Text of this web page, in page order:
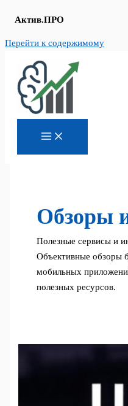
Актив.ПРО
Перейти к содержимому
Обзоры
Полезные сервисы и
Объективные обзоры
мобильных
полезных ресурсов.